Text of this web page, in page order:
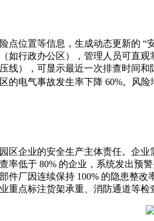
点位置等信息，生成动态更新的
如行政办公区），管理人员可直
线），可显示最近一次排查时间
的电气事故发生率下降 60%。风
区企业的安全生产主体责任。企
率低于 80% 的企业，系统发出
厂因连续保持 100% 的隐患整
重点标注货架承重、消防通道等